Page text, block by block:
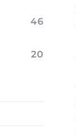
46
20